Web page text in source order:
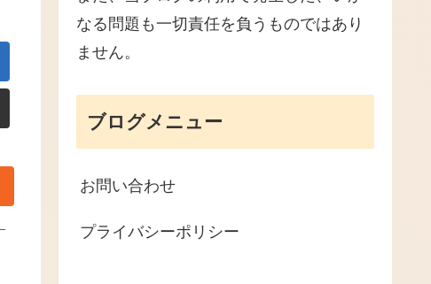
なる問題も一切責任を負うものではあり
ません。
ブログメニュー
お問い合わせ
プライバシーポリシー